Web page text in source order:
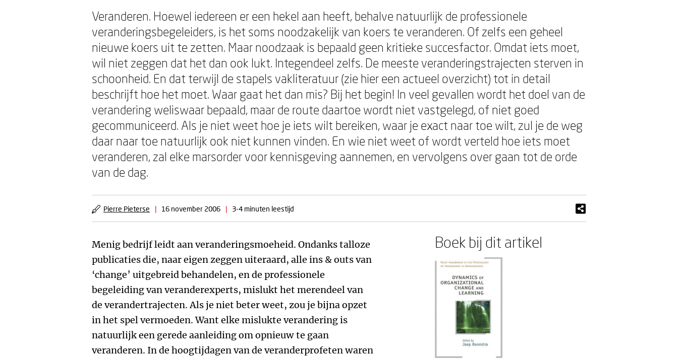
Veranderen. Hoewel iedereen er een hekel aan heeft, behalve natuurlijk de professionele
veranderingsbegeleiders, is het soms noodzakelijk van koers te veranderen. Of zelfs een geheel
nieuwe koers uit te zetten. Maar noodzaak is bepaald geen kritieke succesfactor. Omdat iets moet,
wil niet zeggen dat het dan ook lukt. Integendeel zelfs. De meeste veranderingstrajecten sterven in
schoonheid. En dat terwijl de stapels vakliteratuur (zie hier een actueel overzicht) tot in detail
beschrijft hoe het moet. Waar gaat het dan mis? Bij het begin! In veel gevallen wordt het doel van de
verandering weliswaar bepaald, maar de route daartoe wordt niet vastgelegd, of niet goed
gecommuniceerd. Als je niet weet hoe je iets wilt bereiken, waar je exact naar toe wilt, zul je de weg
daar naar toe natuurlijk ook niet kunnen vinden. En wie niet weet of wordt verteld hoe iets moet
veranderen, zal elke marsorder voor kennisgeving aannemen, en vervolgens over gaan tot de orde
van de dag.
Pierre Pieterse | 16 november 2006 | 3-4 minuten leestijd
Menig bedrijf leidt aan veranderingsmoeheid. Ondanks talloze
publicaties die, naar eigen zeggen uiteraard, alle ins & outs van
‘change’ uitgebreid behandelen, en de professionele
begeleiding van veranderexperts, mislukt het merendeel van
de verandertrajecten. Als je niet beter weet, zou je bijna opzet
in het spel vermoeden. Want elke mislukte verandering is
natuurlijk een gerede aanleiding om opnieuw te gaan
veranderen. In de hoogtijdagen van de veranderprofeten waren
Boek bij dit artikel